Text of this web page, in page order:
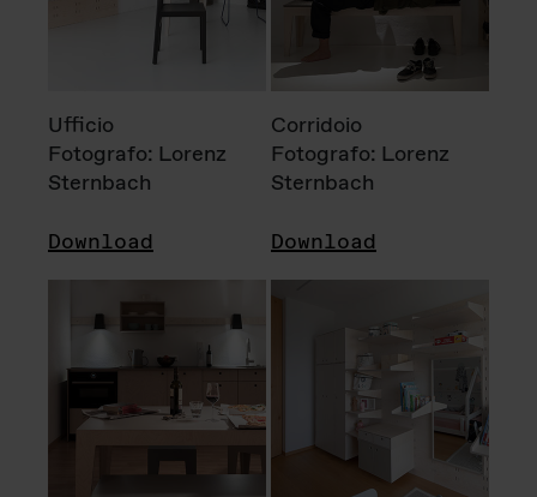
Ufficio
Fotografo: Lorenz
Sternbach
Download
Corridoio
Fotografo: Lorenz
Sternbach
Download